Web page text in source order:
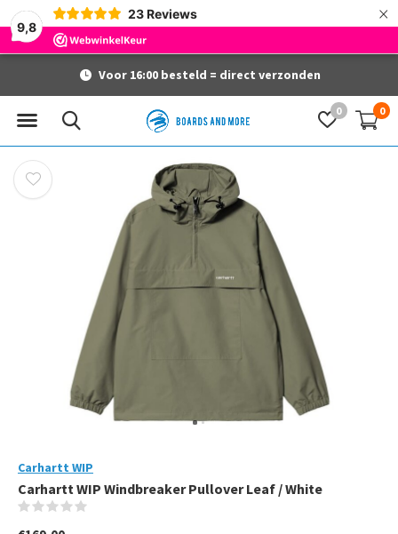
9,8
23 Reviews ×
0 0
Voor 16:00 besteld = direct verzonden
Carhartt WIP
Carhartt WIP Windbreaker Pullover Leaf / White